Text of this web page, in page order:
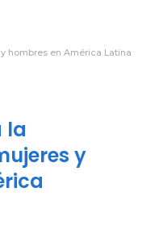
hombres en América Latina
la
y